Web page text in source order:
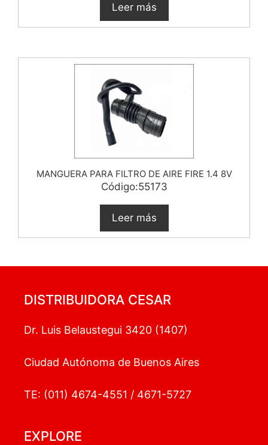
Leer más
MANGUERA PARA FILTRO DE AIRE FIRE 1.4 8V
Código:55173
Leer más
DISTRIBUIDORA CESAR
Dr. Luis Belaustegui 3420 (1407)
Ciudad Autónoma de Buenos Aires
TE: (011) 4674-4551 / 4671-5727
EXPLORE